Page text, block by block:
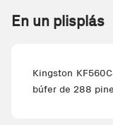
En un plisplás
Kingston
búfer de 288